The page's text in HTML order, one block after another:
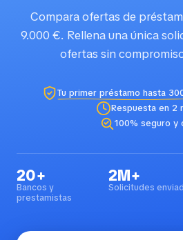
Compara ofertas de
9.000 €. Rellena una única
ofertas sin
Tu primer préstamo hasta
Respuesta en 2
100% seguro y
20+
Bancos y
prestamistas
2M+
Solicitudes